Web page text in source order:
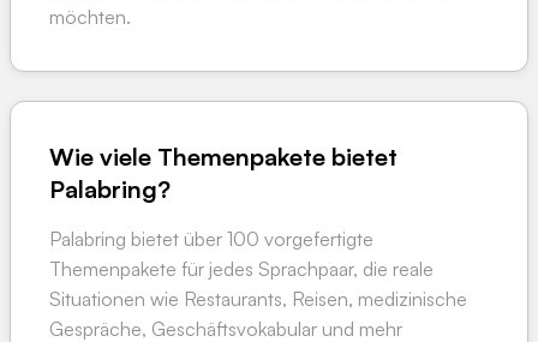
möchten.
Wie viele Themenpakete bietet
Palabring?
Palabring bietet über 100 vorgefertigte
Themenpakete für jedes Sprachpaar, die reale
Situationen wie Restaurants, Reisen, medizinische
Gespräche, Geschäftsvokabular und mehr